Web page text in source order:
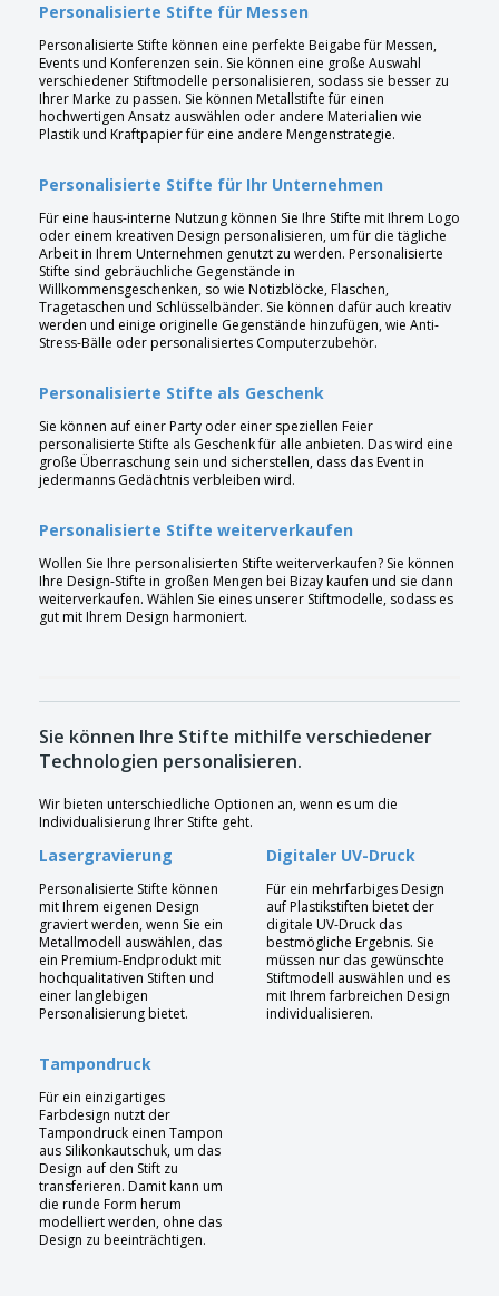
Personalisierte Stifte für Messen
Personalisierte Stifte können eine perfekte Beigabe für Messen,
Events und Konferenzen sein. Sie können eine große Auswahl
verschiedener Stiftmodelle personalisieren, sodass sie besser zu
Ihrer Marke zu passen. Sie können Metallstifte für einen
hochwertigen Ansatz auswählen oder andere Materialien wie
Plastik und Kraftpapier für eine andere Mengenstrategie.
Personalisierte Stifte für Ihr Unternehmen
Für eine haus-interne Nutzung können Sie Ihre Stifte mit Ihrem Logo
oder einem kreativen Design personalisieren, um für die tägliche
Arbeit in Ihrem Unternehmen genutzt zu werden. Personalisierte
Stifte sind gebräuchliche Gegenstände in
Willkommensgeschenken, so wie Notizblöcke, Flaschen,
Tragetaschen und Schlüsselbänder. Sie können dafür auch kreativ
werden und einige originelle Gegenstände hinzufügen, wie Anti-
Stress-Bälle oder personalisiertes Computerzubehör.
Personalisierte Stifte als Geschenk
Sie können auf einer Party oder einer speziellen Feier
personalisierte Stifte als Geschenk für alle anbieten. Das wird eine
große Überraschung sein und sicherstellen, dass das Event in
jedermanns Gedächtnis verbleiben wird.
Personalisierte Stifte weiterverkaufen
Wollen Sie Ihre personalisierten Stifte weiterverkaufen? Sie können
Ihre Design-Stifte in großen Mengen bei Bizay kaufen und sie dann
weiterverkaufen. Wählen Sie eines unserer Stiftmodelle, sodass es
gut mit Ihrem Design harmoniert.
Sie können Ihre Stifte mithilfe verschiedener
Technologien personalisieren.
Wir bieten unterschiedliche Optionen an, wenn es um die
Individualisierung Ihrer Stifte geht.
Lasergravierung
Personalisierte Stifte können
mit Ihrem eigenen Design
graviert werden, wenn Sie ein
Metallmodell auswählen, das
ein Premium-Endprodukt mit
hochqualitativen Stiften und
einer langlebigen
Personalisierung bietet.
Digitaler UV-Druck
Für ein mehrfarbiges Design
auf Plastikstiften bietet der
digitale UV-Druck das
bestmögliche Ergebnis. Sie
müssen nur das gewünschte
Stiftmodell auswählen und es
mit Ihrem farbreichen Design
individualisieren.
Tampondruck
Für ein einzigartiges
Farbdesign nutzt der
Tampondruck einen Tampon
aus Silikonkautschuk, um das
Design auf den Stift zu
transferieren. Damit kann um
die runde Form herum
modelliert werden, ohne das
Design zu beeinträchtigen.